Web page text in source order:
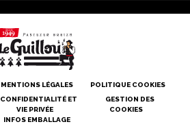
MENTIONS LÉGALES
POLITIQUE COOKIES
CONFIDENTIALITÉ ET
VIE PRIVÉE
GESTION DES
COOKIES
INFOS EMBALLAGE